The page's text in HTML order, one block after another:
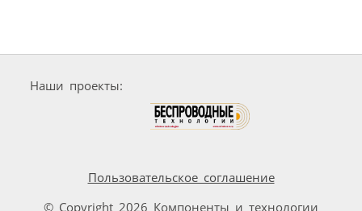
Наши проекты:
Пользовательское соглашение
© Copyright 2026 Компоненты и технологии